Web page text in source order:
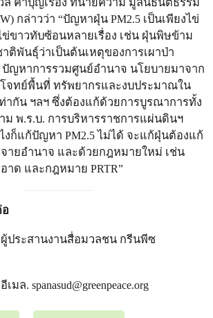
กล่าวว่า “ปัญหาฝุ่น PM2.5 เป็นเพียงไข่
ขาวทับซ้อนหลายเรื่อง เช่น ฝุ่นพิษข้าม
พันธุ์ว่าเป็นต้นเหตุของการเผาป่า
ญหาการรวมศูนย์อำนาจ นโยบายมาจาก
จทย์พื้นที่ ทรัพยากรและงบประมาณใน
ากัน ฯลฯ ซึ่งต้องแก้ด้วยการบูรณาการทั้ง
ม พ.ร.บ. การบริหารราชการแผ่นดินฯ
งก็แก้ปัญหา PM2.5 ไม่ได้ จะแก้ฝุ่นต้องแก้
ายอำนาจ และด้วยกฎหมายใหม่ เช่น
าด และกฎหมาย PRTR”
ประสานงานสื่อมวลชน กรีนพีซ
เมล. spanasud@greenpeace.org